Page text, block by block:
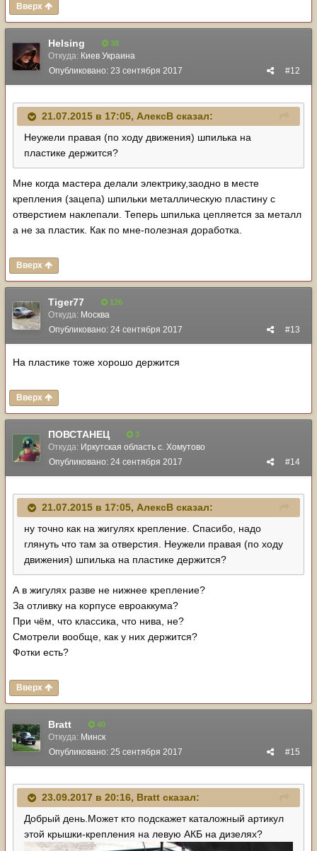
Вверх
Helsing 38
Откуда: Киев Украина
#12
Опубликовано: 23 сентября 2017
21.07.2015 в 17:05, АлексВ сказал:
Неужели правая (по ходу движения) шпилька на
пластике держится?
Мне когда мастера делали электрику,заодно в месте
крепления (зацепа) шпильки металлическую пластину с
отверстием наклепали. Теперь шпилька цепляется за металл
а не за пластик. Как по мне-полезная доработка.
Вверх
Tiger77 126
Откуда: Москва
#13
Опубликовано: 24 сентября 2017
На пластике тоже хорошо держится
Вверх
ПОВСТАНЕЦ 3
Откуда: Иркутская область с. Хомутово
#14
Опубликовано: 24 сентября 2017
21.07.2015 в 17:05, АлексВ сказал:
ну точно как на жигулях крепление. Спасибо, надо
глянуть что там за отверстия. Неужели правая (по ходу
движения) шпилька на пластике держится?
А в жигулях разве не нижнее крепление?
За отливку на корпусе евроаккума?
При чём, что классика, что нива, не?
Смотрели вообще, как у них держится?
Фотки есть?
Вверх
Bratt 40
Откуда: Минск
#15
Опубликовано: 25 сентября 2017
23.09.2017 в 20:16, Bratt сказал:
Добрый день.Может кто подскажет каталожный артикул
этой крышки-крепления на левую АКБ на дизелях?